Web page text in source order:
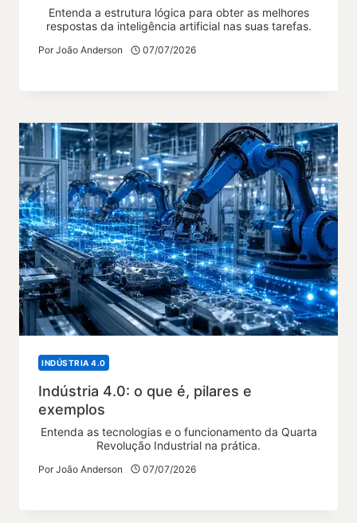
Entenda a estrutura lógica para obter as melhores
respostas da inteligência artificial nas suas tarefas.
Por João Anderson 07/07/2026
INDÚSTRIA 4.0
Indústria 4.0: o que é, pilares e
exemplos
Entenda as tecnologias e o funcionamento da Quarta
Revolução Industrial na prática.
Por João Anderson 07/07/2026